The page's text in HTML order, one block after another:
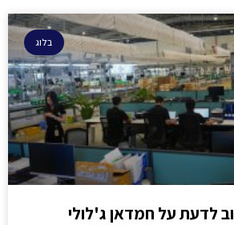
בלוג
לדעת על חמדאן ג'לולי